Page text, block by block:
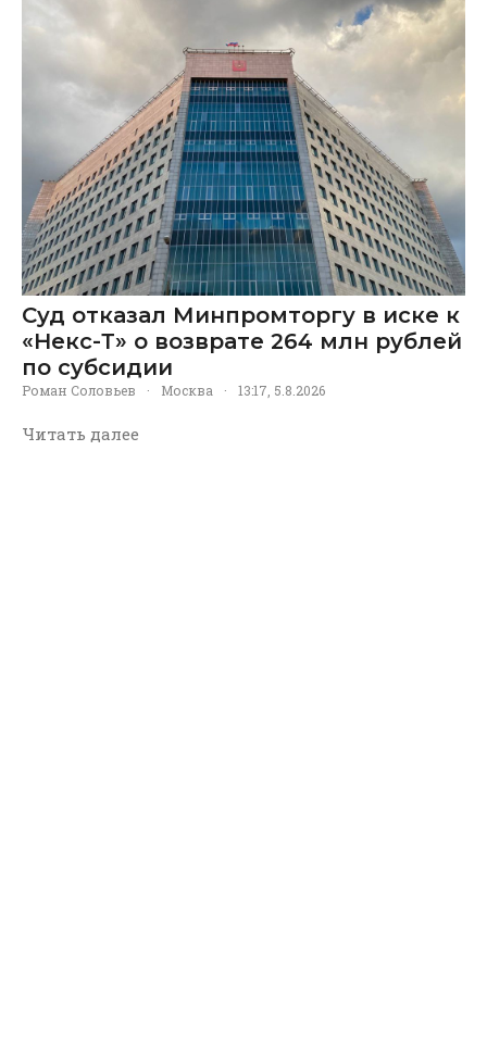
Суд отказал Минпромторгу в иске к
«Некс-Т» о возврате 264 млн рублей
по субсидии
Роман Соловьев · Москва · 13:17, 5.8.2026
Читать далее